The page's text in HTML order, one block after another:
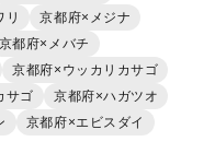
リ
京都府×メジナ
京都府×メバチ
京都府×ウッカリカサゴ
サゴ
京都府×ハガツオ
京都府×エビスダイ